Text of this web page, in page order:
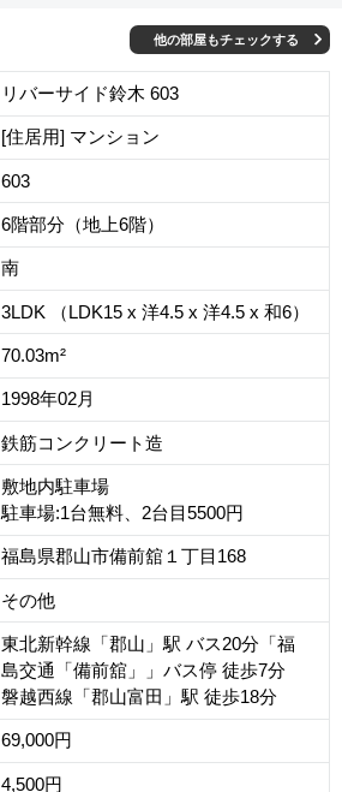
他の部屋もチェックする
リバーサイド鈴木 603
69,000円
[住居用] マンション
4,500円
603
6階部分（地上6階）
南
3LDK （LDK15 x 洋4.5 x 洋4.5 x 和6）
70.03m²
1998年02月
鉄筋コンクリート造
敷地内駐車場
駐車場:1台無料、2台目5500円
福島県郡山市備前舘１丁目168
その他
東北新幹線「郡山」駅 バス20分「福
島交通「備前舘」」バス停 徒歩7分
磐越西線「郡山富田」駅 徒歩18分